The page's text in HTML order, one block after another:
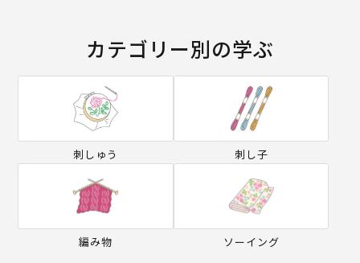
カテゴリー別の学ぶ
刺しゅう 刺し子
編み物 ソーイング